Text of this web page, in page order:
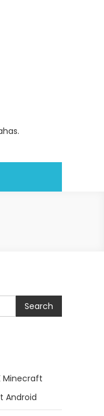
Search
Minecraft
Android